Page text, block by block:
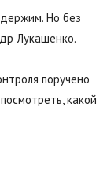
Но без
Лукашенко.
поручено
какой